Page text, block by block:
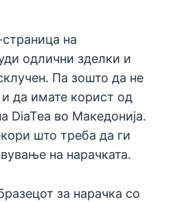
на
одлични зделки и
Па зошто да не
и да имате корист од
DiaTea во Македониja.
што треба да ги
на нарачката.
за нарачка со